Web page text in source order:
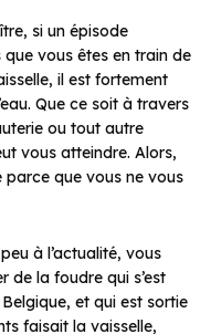
si un épisode
vous êtes en train de
il est fortement
Que ce soit à travers
ou tout autre
vous atteindre. Alors,
parce que vous ne vous
à l’actualité, vous
de la foudre qui s’est
, et qui est sortie
faisait la vaisselle,